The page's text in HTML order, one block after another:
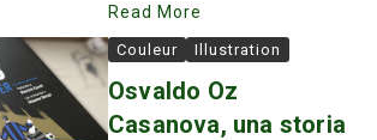
Read More
Couleur Illustration
Osvaldo Oz
Casanova, una storia